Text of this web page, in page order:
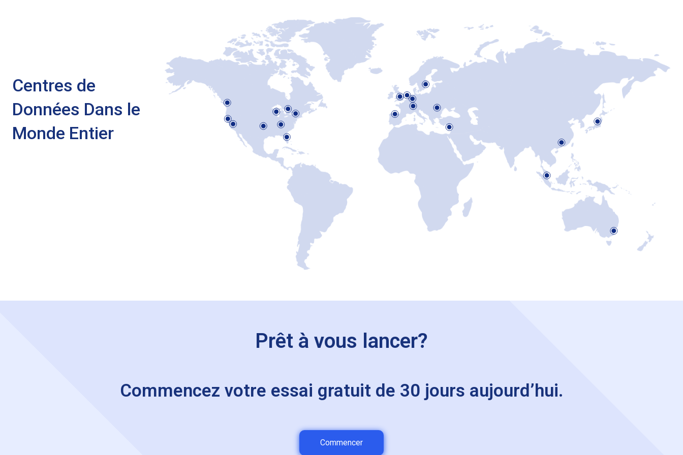
Centres de
Données Dans le
Monde Entier
Prêt à vous lancer?
Commencez votre essai gratuit de 30 jours aujourd’hui.
Commencer